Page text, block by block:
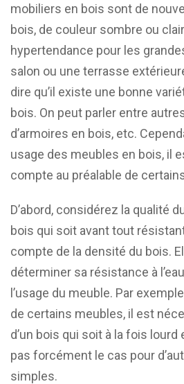
mobiliers en bois sont de
bois, de couleur sombre ou
hypertendance pour les
salon ou une terrasse
dire qu’il existe une bonne
bois. On peut parler entre
d’armoires en bois, etc.
usage des meubles en bois, il
compte au préalable de
D’abord, considérez la qualité
bois qui soit avant tout
compte de la densité du bois.
déterminer sa résistance à
l’usage du meuble. Par
de certains meubles, il est
d’un bois qui soit à la fois lourd
pas forcément le cas pour
simples.